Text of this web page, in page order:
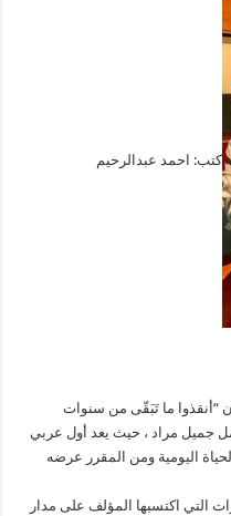
كتب: احمد عبدالرحيم
“أنقذوا ما تَبَقّى من سنوات
جميل مراد ، حيث يعد أول عربي
اليومية ومن المقرر عرضه
التي اكتسبها المؤلف على مدار